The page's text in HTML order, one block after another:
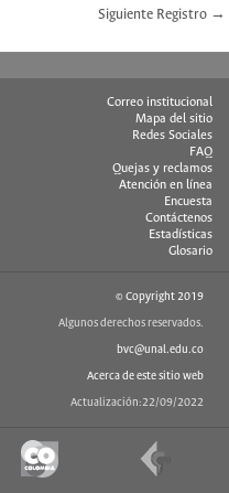
Siguiente Registro →
Correo institucional
Mapa del sitio
Redes Sociales
FAQ
Quejas y reclamos
Atención en línea
Encuesta
Contáctenos
Estadísticas
Glosario
© Copyright 2019
Algunos derechos reservados.
bvc@unal.edu.co
Acerca de este sitio web
Actualización:22/09/2022